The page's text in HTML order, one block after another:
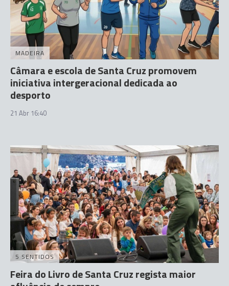
MADEIRA
Câmara e escola de Santa Cruz promovem
iniciativa intergeracional dedicada ao
desporto
21 Abr 16:40
5 SENTIDOS
Feira do Livro de Santa Cruz regista maior